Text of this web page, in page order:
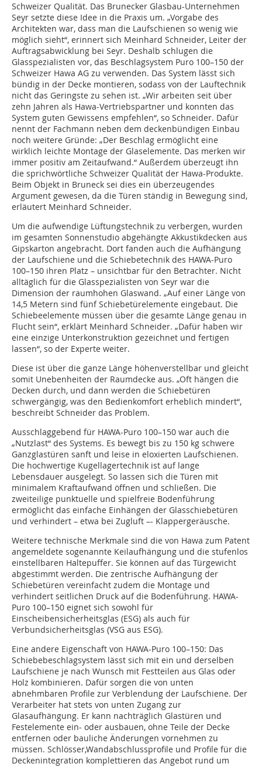
Schweizer Qualität. Das Brunecker Glasbau-Unternehmen
Seyr setzte diese Idee in die Praxis um. „Vorgabe des
Architekten war, dass man die Laufschienen so wenig wie
möglich sieht“, erinnert sich Meinhard Schneider, Leiter der
Auftragsabwicklung bei Seyr. Deshalb schlugen die
Glasspezialisten vor, das Beschlagsystem Puro 100–150 der
Schweizer Hawa AG zu verwenden. Das System lässt sich
bündig in der Decke montieren, sodass von der Lauftechnik
nicht das Geringste zu sehen ist. „Wir arbeiten seit über
zehn Jahren als Hawa-Vertriebspartner und konnten das
System guten Gewissens empfehlen“, so Schneider. Dafür
nennt der Fachmann neben dem deckenbündigen Einbau
noch weitere Gründe: „Der Beschlag ermöglicht eine
wirklich leichte Montage der Glaselemente. Das merken wir
immer positiv am Zeitaufwand.“ Außerdem überzeugt ihn
die sprichwörtliche Schweizer Qualität der Hawa-Produkte.
Beim Objekt in Bruneck sei dies ein überzeugendes
Argument gewesen, da die Türen ständig in Bewegung sind,
erläutert Meinhard Schneider.
Um die aufwendige Lüftungstechnik zu verbergen, wurden
im gesamten Sonnenstudio abgehängte Akkustikdecken aus
Gipskarton angebracht. Dort fanden auch die Aufhängung
der Laufschiene und die Schiebetechnik des HAWA-Puro
100–150 ihren Platz – unsichtbar für den Betrachter. Nicht
alltäglich für die Glasspezialisten von Seyr war die
Dimension der raumhohen Glaswand. „Auf einer Länge von
14,5 Metern sind fünf Schiebetürelemente eingebaut. Die
Schiebeelemente müssen über die gesamte Länge genau in
Flucht sein“, erklärt Meinhard Schneider. „Dafür haben wir
eine einzige Unterkonstruktion gezeichnet und fertigen
lassen“, so der Experte weiter.
Diese ist über die ganze Länge höhenverstellbar und gleicht
somit Unebenheiten der Raumdecke aus. „Oft hängen die
Decken durch, und dann werden die Schiebetüren
schwergängig, was den Bedienkomfort erheblich mindert“,
beschreibt Schneider das Problem.
Ausschlaggebend für HAWA-Puro 100–150 war auch die
„Nutzlast“ des Systems. Es bewegt bis zu 150 kg schwere
Ganzglastüren sanft und leise in eloxierten Laufschienen.
Die hochwertige Kugellagertechnik ist auf lange
Lebensdauer ausgelegt. So lassen sich die Türen mit
minimalem Kraftaufwand öffnen und schließen. Die
zweiteilige punktuelle und spielfreie Bodenführung
ermöglicht das einfache Einhängen der Glasschiebetüren
und verhindert – etwa bei Zugluft –- Klappergeräusche.
Weitere technische Merkmale sind die von Hawa zum Patent
angemeldete sogenannte Keilaufhängung und die stufenlos
einstellbaren Haltepuffer. Sie können auf das Türgewicht
abgestimmt werden. Die zentrische Aufhängung der
Schiebetüren vereinfacht zudem die Montage und
verhindert seitlichen Druck auf die Bodenführung. HAWA-
Puro 100–150 eignet sich sowohl für
Einscheibensicherheitsglas (ESG) als auch für
Verbundsicherheitsglas (VSG aus ESG).
Eine andere Eigenschaft von HAWA-Puro 100–150: Das
Schiebebeschlagsystem lässt sich mit ein und derselben
Laufschiene je nach Wunsch mit Festteilen aus Glas oder
Holz kombinieren. Dafür sorgen die von unten
abnehmbaren Profile zur Verblendung der Laufschiene. Der
Verarbeiter hat stets von unten Zugang zur
Glasaufhängung. Er kann nachträglich Glastüren und
Festelemente ein- oder ausbauen, ohne Teile der Decke
entfernen oder bauliche Änderungen vornehmen zu
müssen. Schlösser,Wandabschlussprofile und Profile für die
Deckenintegration komplettieren das Angebot rund um